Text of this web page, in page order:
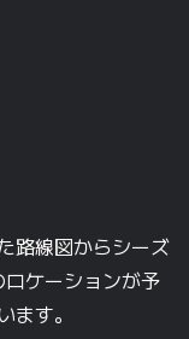
路線図からシーズ
ケーションが予
ます。